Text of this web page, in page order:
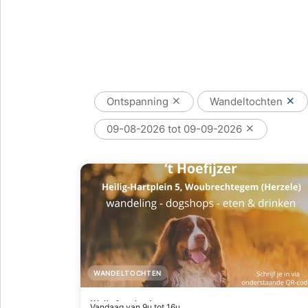
Ontspanning Wandeltochten
09-08-2026 tot 09-09-2026
WANDELTOCHTEN
Walk for Junior